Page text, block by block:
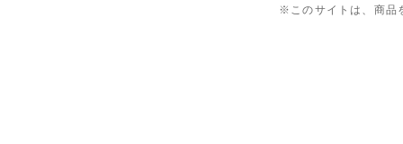
※このサイトは、商品